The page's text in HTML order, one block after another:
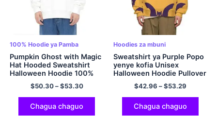
100% Hoodie ya Pamba
Pumpkin Ghost with Magic
Hat Hooded Sweatshirt
Halloween Hoodie 100%
Pamba Comfy Oversized
Pullover Hoodie Multicolor
$50.30–$53.30
Chagua chaguo
Hoodies za mbuni
Sweatshirt ya Purple Popo
yenye kofia Unisex
Halloween Hoodie Pullover
Hoodie
$42.96 –$53.29
Chagua chaguo